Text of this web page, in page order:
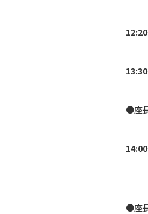
朴
●座
理
●座